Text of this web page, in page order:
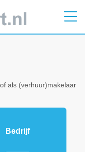
als (verhuur)makelaar
Bedrijf